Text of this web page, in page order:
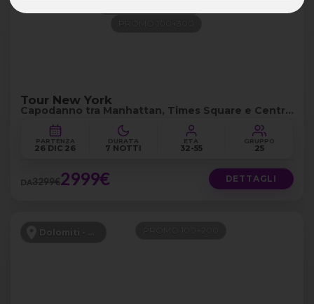
Tour New York
Capodanno tra Manhattan, Times Square e Central
PARTENZA
26 DIC 26
DURATA
7 NOTTI
ETÀ
32-55
GRUPPO
25
DA3299€2999€ DETTAGLI
Dolomiti - Canazei